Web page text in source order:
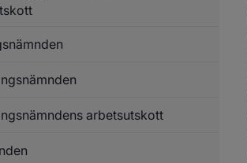
arbetsutskott